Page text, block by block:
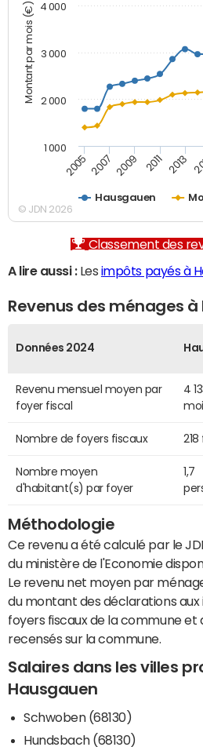
Montant par mois (€)
Hausgauen
2005 2007 2009 2011 2013
1 000
2 000
3 000
4 000
© JDN 2026
Classement des
A lire aussi :Les impôts payés à
Revenus des ménages
Données 2024
Revenu mensuel moyen par
foyer fiscal
4
Nombre de foyers fiscaux
Nombre moyen
d'habitant(s) par foyer
1,7
Méthodologie
Ce revenu a été calculé par le
du ministère de l'Economie
Le revenu net moyen par
du montant des déclarations aux
foyers fiscaux de la commune et
recensés sur la commune.
Salaires dans les villes
Hausgauen
Schwoben (68130)
Hundsbach (68130)